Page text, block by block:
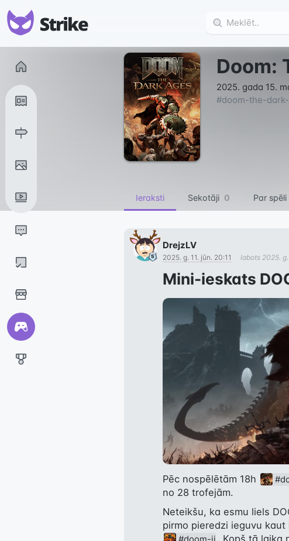
Doom:
2025. gada 15.
#doom-the-
Ieraksti Sekotāji 0 Par spēli
DrejzLV
2025. g. 11. jūn. 20:11 labots 2025.
Mini-ieskats
Pēc nospēlētām 18h
no 28 trofejām.
Neteikšu, ka esmu liels
pirmo pieredzi ieguvu
. Kopš tā laika